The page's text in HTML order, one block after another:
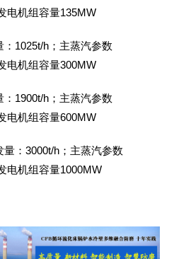
电机组容量135MW
1025t/h；主蒸汽参数
电机组容量300MW
1900t/h；主蒸汽参数
电机组容量600MW
：3000t/h；主蒸汽参数
电机组容量1000MW